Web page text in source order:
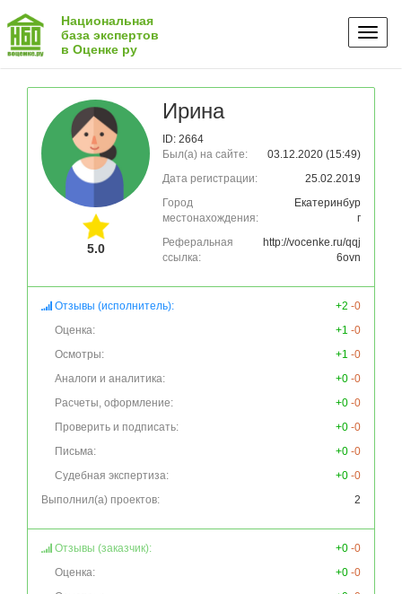
Национальная
база экспертов
в Оценке ру
5.0
Ирина
ID: 2664
Был(а) на сайте:
03.12.2020 (15:49)
Дата регистрации:
25.02.2019
Город
местонахождения:
Екатеринбур
г
Реферальная
ссылка:
http://vocenke.ru/qqj
6ovn
Отзывы (исполнитель): +2 -0
Оценка:
+1 -0
Осмотры:
+1 -0
Аналоги и аналитика:
+0 -0
Расчеты, оформление:
+0 -0
Проверить и подписать:
+0 -0
Письма:
+0 -0
Судебная экспертиза:
+0 -0
Выполнил(а) проектов:
2
Отзывы (заказчик): +0 -0
Оценка:
+0 -0